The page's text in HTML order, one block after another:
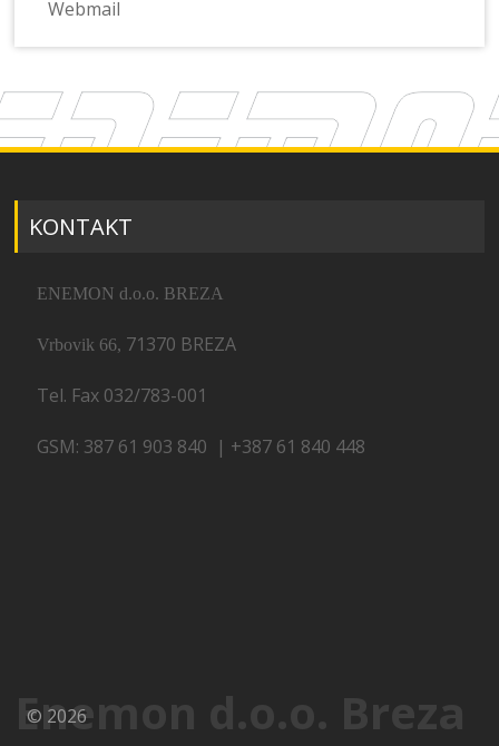
Webmail
KONTAKT
ENEMON d.o.o. BREZA
Vrbovik 66, 71370 BREZA
Tel. Fax 032/783-001
GSM: 387 61 903 840 | +387 61 840 448
Enemon d.o.o. Breza
© 2026